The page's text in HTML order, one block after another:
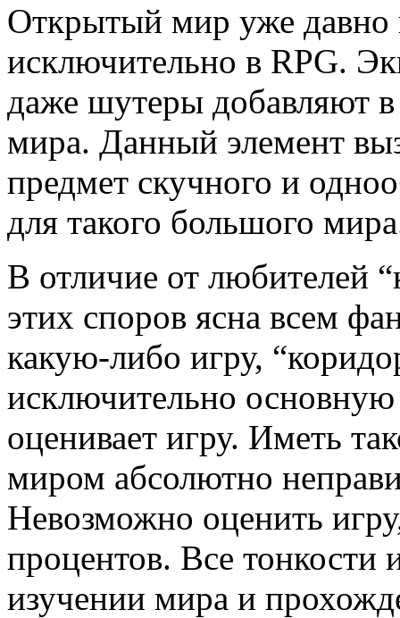
Открытый мир уже давно
исключительно в RPG.
даже шутеры добавляют
мира. Данный элемент
предмет скучного и
для такого большого
В отличие от любителей
этих споров ясна всем
какую-либо игру,
исключительно основную
оценивает игру. Иметь
миром абсолютно
Невозможно оценить
процентов. Все тонкости
изучении мира и